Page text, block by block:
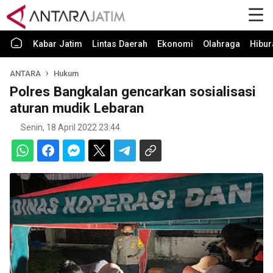
Kabar Jatim Lintas Daerah Ekonomi Olahraga
ANTARA Hukum
Polres Bangkalan gencarkan sosialisasi
aturan mudik Lebaran
Senin, 18 April 2022 23:44